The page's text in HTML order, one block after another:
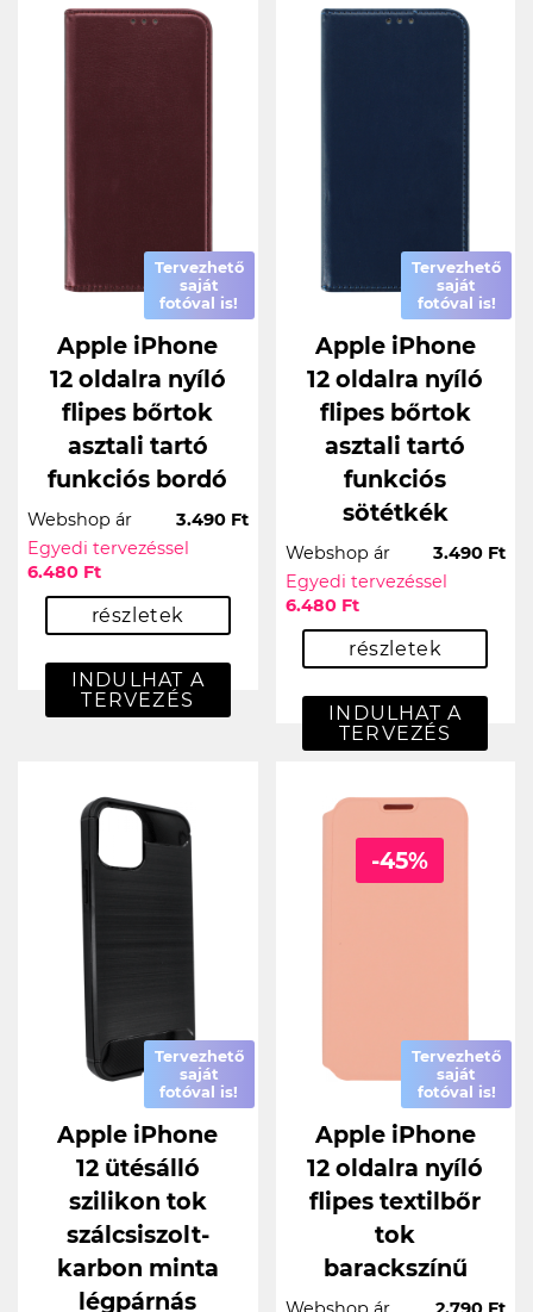
Tervezhető
saját
fotóval is!
Apple iPhone
12 oldalra nyíló
flipes bőrtok
asztali tartó
funkciós bordó
Webshop ár
3.490 Ft
Egyedi tervezéssel
6.480 Ft
részletek
INDULHAT A
TERVEZÉS
Tervezhető
saját
fotóval is!
Apple iPhone
12 oldalra nyíló
flipes bőrtok
asztali tartó
funkciós
sötétkék
Webshop ár
3.490 Ft
Egyedi tervezéssel
6.480 Ft
részletek
INDULHAT A
TERVEZÉS
Tervezhető
saját
fotóval is!
Apple iPhone
12 ütésálló
szilikon tok
szálcsiszolt-
karbon minta
légpárnás
-45%
Tervezhető
saját
fotóval is!
Apple iPhone
12 oldalra nyíló
flipes textilbőr
tok
barackszínű